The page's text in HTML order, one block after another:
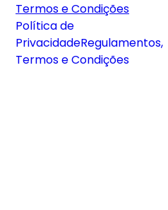
Termos e Condições
Política de
PrivacidadeRegulamentos,
Termos e Condições